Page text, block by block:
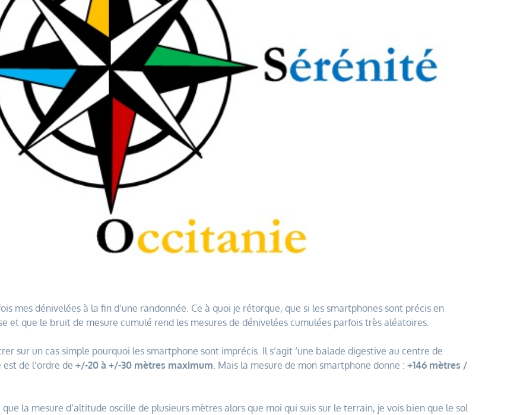
mes dénivelées à la fin d’une randonnée. Ce à quoi je rétorque, que si les smartphones sont précis en
et que le bruit de mesure cumulé rend les mesures de dénivelées cumulées parfois très aléatoires.
sur un cas simple pourquoi les smartphone sont imprécis. Il s’agit ‘une balade digestive au centre de
de l’ordre de +/-20 à +/-30 mètres maximum . Mais la mesure de mon smartphone donne : +146 mètres /
la mesure d’altitude oscille de plusieurs mètres alors que moi qui suis sur le terrain, je vois bien que le sol